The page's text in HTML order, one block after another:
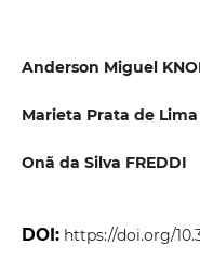
Anderson Miguel
Marieta Prata de
Onã da Silva FREDDI
DOI: https://doi.org/